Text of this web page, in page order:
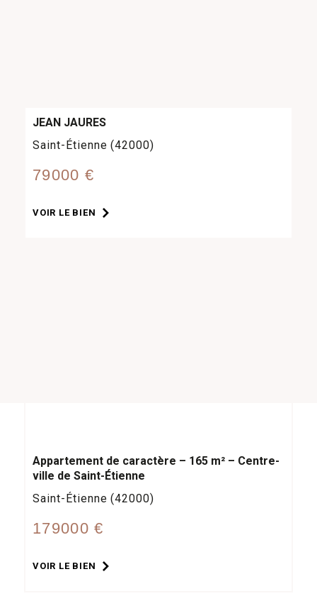
JEAN JAURES
Saint-Étienne (42000)
79000 €
VOIR LE BIEN
Appartement de caractère – 165 m² – Centre-
ville de Saint-Étienne
Saint-Étienne (42000)
179000 €
VOIR LE BIEN